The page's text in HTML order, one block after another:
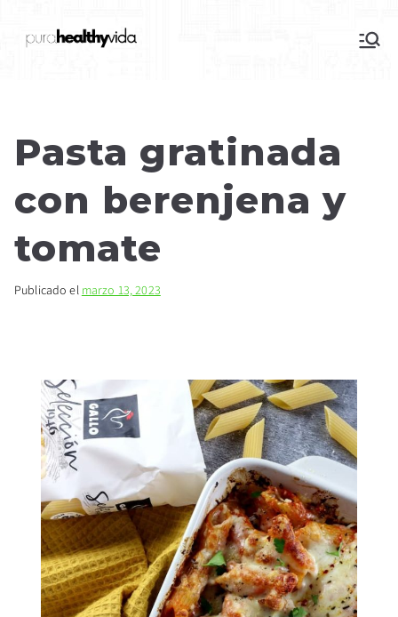
Pasta gratinada
con berenjena y
tomate
Publicado el marzo 13, 2023